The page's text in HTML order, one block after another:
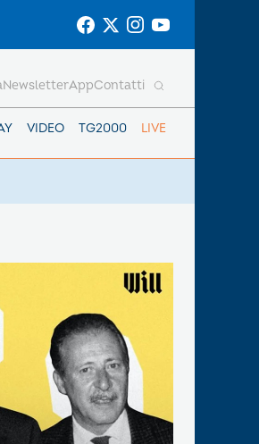
VIDEO TG2000 LIVE
NewsletterAppContatti